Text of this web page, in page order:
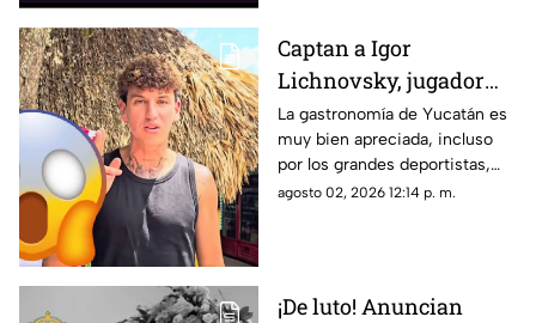
Captan a Igor
Lichnovsky, jugador
del Club América,
comiendo POC CHUC en
Yucatán; ¿en dónde
está?
La gastronomía de Yucatán es
muy bien apreciada, incluso
por los grandes deportistas,
Igor Lichnovsky, jugador del
agosto 02, 2026 12:14 p. m.
¡De luto! Anuncian